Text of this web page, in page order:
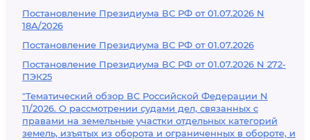
Постановление Президиума ВС РФ от 01.07.2026 N
18А/2026
Постановление Президиума ВС РФ от 01.07.2026
Постановление Президиума ВС РФ от 01.07.2026 N 272-
ПЭК25
"Тематический обзор ВС Российской Федерации N
11/2026. О рассмотрении судами дел, связанных с
правами на земельные участки отдельных категорий
земель, изъятых из оборота и ограниченных в обороте, и